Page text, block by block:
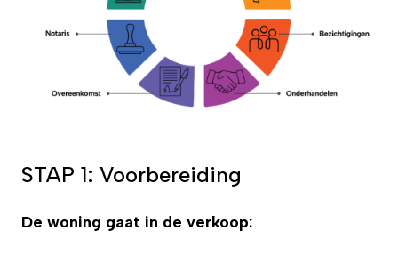
STAP 1: Voorbereiding
De woning gaat in de verkoop: